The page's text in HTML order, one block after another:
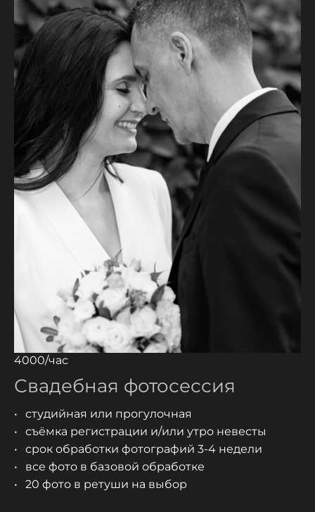
4000/час
Свадебная фотосессия
студийная или прогулочная
съёмка регистрации и/или утро невесты
срок обработки фотографий 3-4 недели
все фото в базовой обработке
20 фото в ретуши на выбор